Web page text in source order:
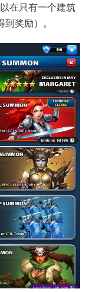
在只有一个建筑
奖励）。